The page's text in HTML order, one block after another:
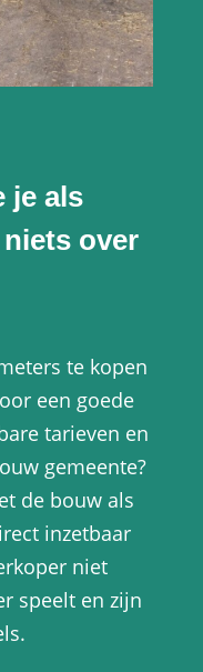
je als
over
te kopen
een goede
tarieven en
gemeente?
de bouw als
inzetbaar
niet
speelt en zijn